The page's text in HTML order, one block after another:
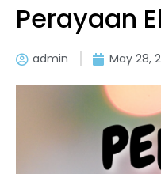
Perayaan
admin May 28,